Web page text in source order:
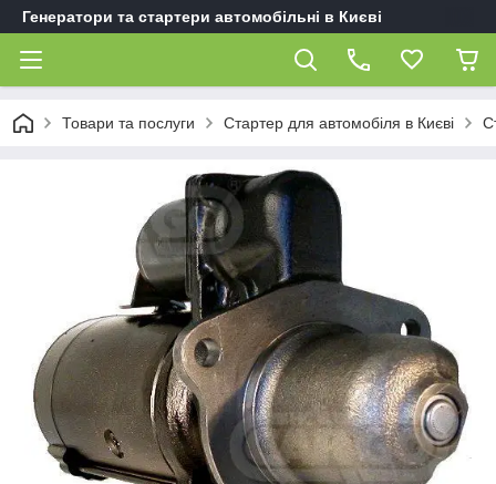
Генератори та стартери автомобільні в Києві
Товари та послуги Стартер для автомобіля в Києві